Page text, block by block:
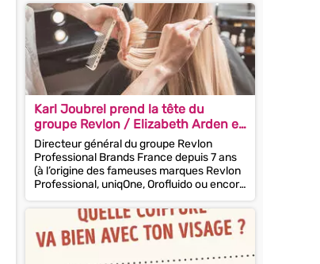
Karl Joubrel prend la tête du
groupe Revlon / Elizabeth Arden en
France
Directeur général du groupe Revlon
Professional Brands France depuis 7 ans
(à l’origine des fameuses marques Revlon
Professional, uniqOne, Orofluido ou encore
American...